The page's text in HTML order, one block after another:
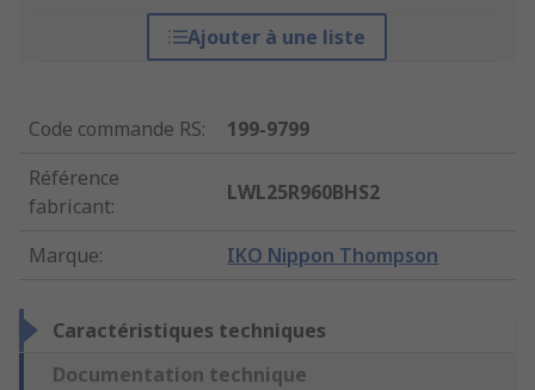
Ajouter à une liste
Code commande RS:
199-9799
Référence
fabricant:
LWL25R960BHS2
Marque: IKO Nippon Thompson
Caractéristiques techniques
Documentation technique